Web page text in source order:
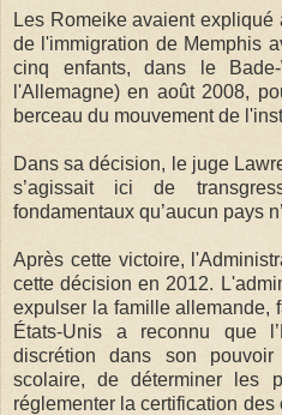
Les Romeike avaient
de l'immigration de Memphis
cinq enfants, dans le Bade-
l'Allemagne) en août 2008,
berceau du mouvement de
Dans sa décision, le juge
s’agissait ici de
fondamentaux qu’aucun pays
Après cette victoire,
cette décision en 2012.
expulser la famille allemande,
États-Unis a reconnu que
discrétion dans son pouvoir
scolaire, de déterminer les
réglementer la certification